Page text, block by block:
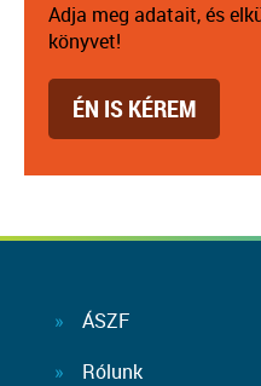
Adja meg adatait, és
könyvet!
ÉN IS KÉREM
ÁSZF
Rólunk